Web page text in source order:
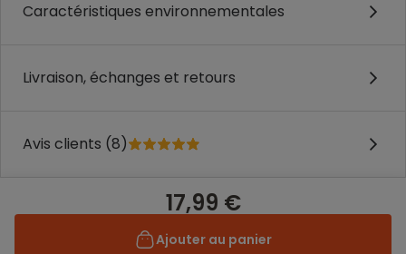
Caractéristiques environnementales
Livraison, échanges et retours
Avis clients (8)
17,99 €
Ajouter au panier